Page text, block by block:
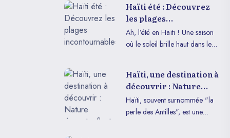
Haïti été : Découvrez
les plages
incontournables
Ah, l’été en Haïti ! Une saison
où le soleil brille haut dans le
à la détente et à l’aventure.
Lorsque l’on pense à Haïti, ses
plages paradisiaques ne sont
peut-être pas la première chose
Haïti, une destination à
découvrir : Nature
époustouflante,
Histoire riche et
Haïti, souvent surnommée "la
perle des Antilles", est une